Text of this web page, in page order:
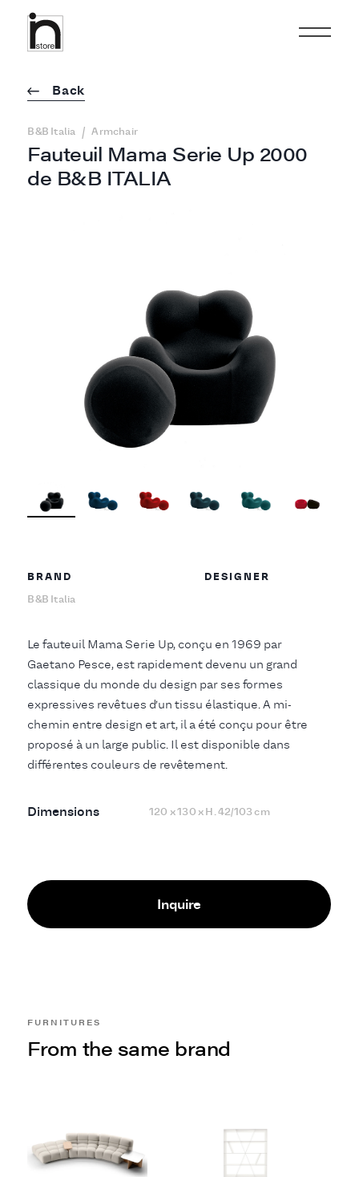
Fauteuil Mama Serie Up 2000
de B&B ITALIA
Back
B&B Italia / Armchair
BRAND
B&B Italia
DESIGNER
Le fauteuil Mama Serie Up, conçu en 1969 par
Gaetano Pesce, est rapidement devenu un grand
classique du monde du design par ses formes
expressives revêtues d’un tissu élastique. A mi-
chemin entre design et art, il a été conçu pour être
proposé à un large public. Il est disponible dans
différentes couleurs de revêtement.
Dimensions 120 x 130 x H. 42/103 cm
Inquire
From the same brand
FURNITURES